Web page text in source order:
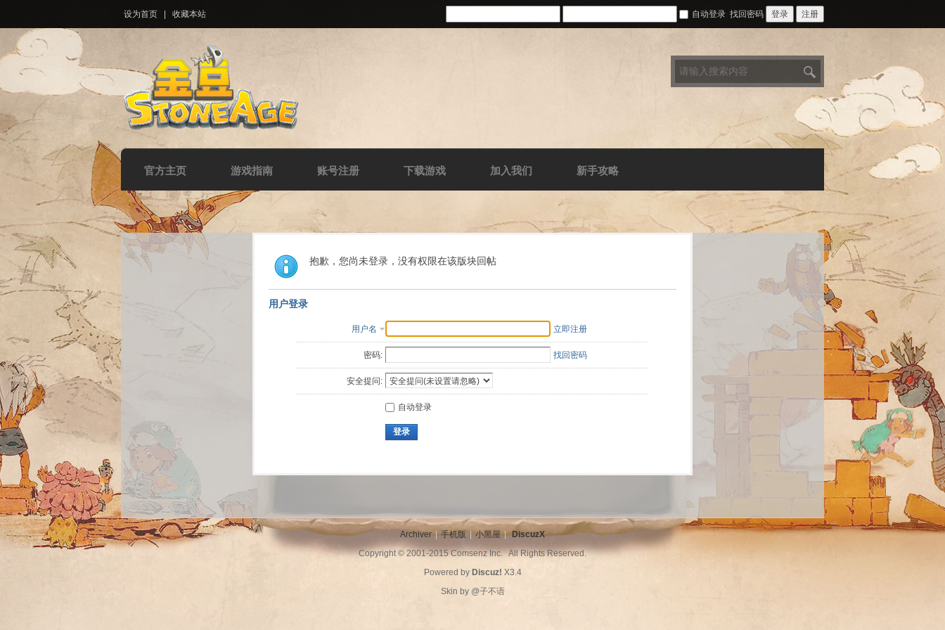
设为首页 收藏本站 自动登录 找回密码 登录 注册
官方主页 游戏指南 账号注册 下载游戏 加入我们 新手攻略
抱歉，您尚未登录，没有权限在该版块回帖
用户登录
用户名 立即注册
密码: 找回密码
安全提问:
自动登录
登录
Archiver | 手机版 | 小黑屋 | DiscuzX
Copyright © 2001-2015Comsenz Inc.All Rights Reserved.
Powered by Discuz! X3.4
Skin by @子不语